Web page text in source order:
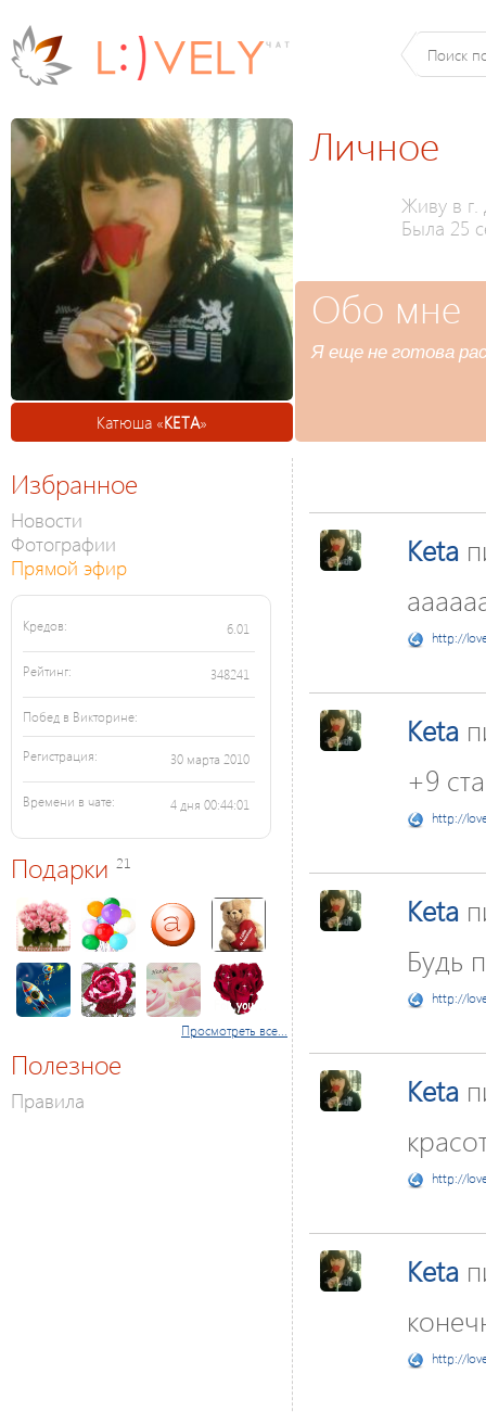
Катюша «KETA»
Личное
Живу в г.
Была 25
Обо мне
Я еще не готова
Избранное
Новости
Фотографии
Прямой эфир
Кредов: 6.01
Рейтинг: 348241
Побед в Викторине:
Регистрация: 30 марта 2010
Времени в чате: 4 дня 00:44:01
Подарки 21
Просмотреть все...
Полезное
Правила
Keta
http://
Keta
+9
http://
Keta
Будь
http://
Keta
http://
Keta
http://